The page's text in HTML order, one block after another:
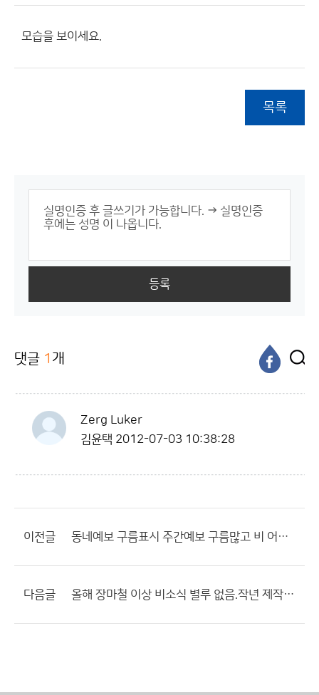
모습을 보이세요.
목록
등록
댓글 1 개
Zerg Luker
김윤택 2012-07-03 10:38:28
이전글 동네예보 구름표시 주간예보 구름많고 비 어쪽 정확하지??
다음글 올해 장마철 이상 비소식 별루 없음.작년 제작년 비교하면??